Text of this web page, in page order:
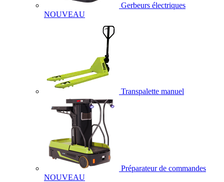
Gerbeurs électriques
NOUVEAU
Transpalette manuel
Préparateur de commandes
NOUVEAU